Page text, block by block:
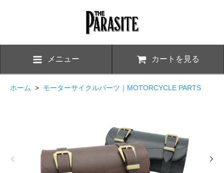
メニュー カートを見る
ホーム > モーターサイクルパーツ｜MOTORCYCLE PARTS